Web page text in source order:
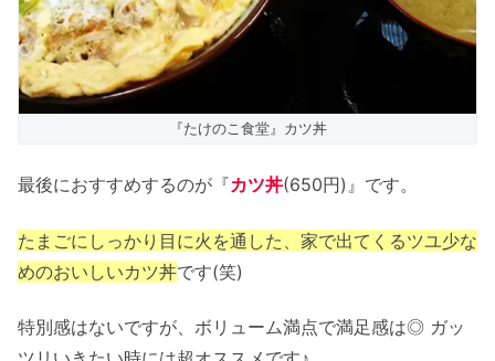
『たけのこ食堂』カツ丼
最後におすすめするのが『カツ丼(650円)』です。
たまごにしっかり目に火を通した、家で出てくるツユ少な
めのおいしいカツ丼です(笑)
特別感はないですが、ボリューム満点で満足感は◎ ガッ